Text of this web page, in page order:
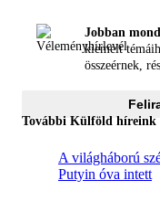
Jobban
kiemelt
összeérnek,
További Külföld híreink
A világháború
Putyin óva intett